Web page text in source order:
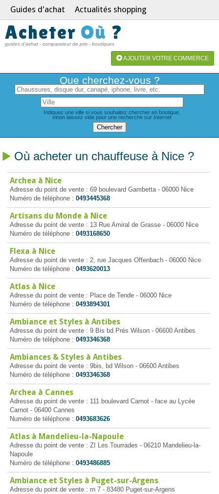
Guides d'achat Actualités shopping
Acheter Où ?
guides d'achat - comparateur de prix - boutiques
AJOUTER VOTRE COMMERCE
Que cherchez-vous ?
Indiquez une ville si vous souhaitez chercher en boutique,
sinon laissez vide pour une recherche sur Internet
Où acheter un chauffeuse à Nice ?
Archea à Nice
Adresse du point de vente : 69 boulevard Gambetta - 06000 Nice
Numéro de téléphone : 0493445368
Artisans du Monde à Nice
Adresse du point de vente : 13 Rue Amiral de Grasse - 06000 Nice
Numéro de téléphone : 0493168650
Flexa à Nice
Adresse du point de vente : 2, rue Jacques Offenbach - 06000 Nice
Numéro de téléphone : 0493620013
Atlas à Nice
Adresse du point de vente : Place de Tende - 06000 Nice
Numéro de téléphone : 0493894301
Ambiance et Styles à Antibes
Adresse du point de vente : 9 Bis bd Prés Wilson - 06600 Antibes
Numéro de téléphone : 0493346368
Ambiances & Styles à Antibes
Adresse du point de vente : 9bis, bd Wilson - 06600 Antibes
Numéro de téléphone : 0493346368
Archea à Cannes
Adresse du point de vente : 111 boulevard Carnot - face au Lycée
Carnot - 06400 Cannes
Numéro de téléphone : 0493683626
Atlas à Mandelieu-la-Napoule
Adresse du point de vente : ZI Les Tourrades - 06210 Mandelieu-la-
Napoule
Numéro de téléphone : 0493486885
Ambiance et Styles à Puget-sur-Argens
Adresse du point de vente : rn 7 - 83480 Puget-sur-Argens